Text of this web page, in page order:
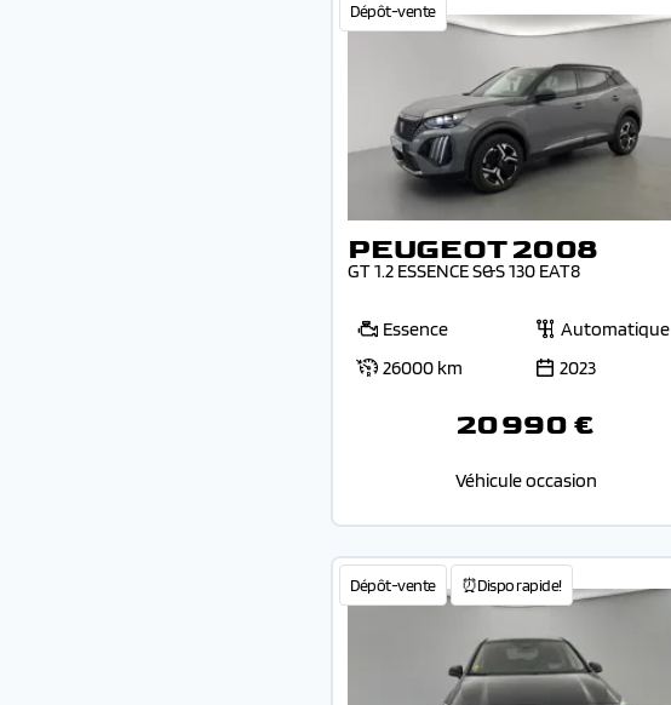
Dépôt-vente
PEUGEOT 2008
GT 1.2 ESSENCE S&S 130 EAT8
Essence
Automatique
26000 km
2023
20 990 €
Véhicule occasion
Dépôt-vente ⏰Dispo rapide!